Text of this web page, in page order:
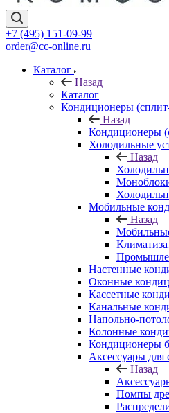
+7 (495) 151-09-99
order@cc-online.ru
Каталог
Назад
Каталог
Кондиционеры
Назад
Кондиционеры
Холодильные
Назад
Мобильные
Назад
Настенные
Оконные
Кассетные
Канальные
Напольно-
Колонные
Кондиционеры
Аксессуары для
Назад
Помпы